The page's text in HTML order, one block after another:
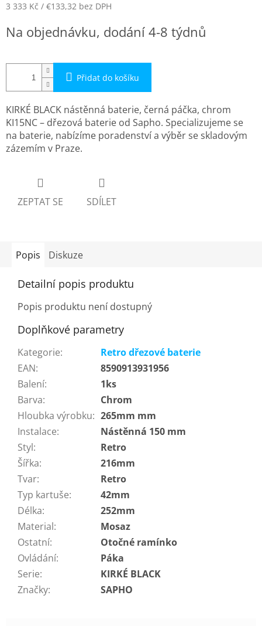
3 333 Kč / €133,32 bez DPH
cena:
Na objednávku, dodání 4-8 týdnů
Přidat do košíku
KIRKÉ BLACK nástěnná baterie, černá páčka, chrom
KI15NC – dřezová baterie od Sapho. Specializujeme se
na baterie, nabízíme poradenství a výběr se skladovým
zázemím v Praze.
ZEPTAT SE SDÍLET
Popis Diskuze
Detailní popis produktu
Popis produktu není dostupný
Doplňkové parametry
Kategorie:
Retro dřezové baterie
EAN:
8590913931956
Balení:
1ks
Barva:
Chrom
Hloubka výrobku: 265mm mm
Instalace:
Nástěnná 150 mm
Styl:
Retro
Šířka:
216mm
Tvar:
Retro
Typ kartuše:
42mm
Délka:
252mm
Material:
Mosaz
Ostatní:
Otočné ramínko
Ovládání:
Páka
Serie:
KIRKÉ BLACK
Značky: SAPHO